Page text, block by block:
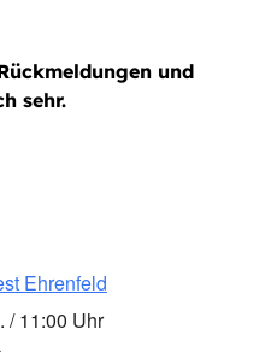
und
sehr.
Ehrenfeld
/ 11:00 Uhr